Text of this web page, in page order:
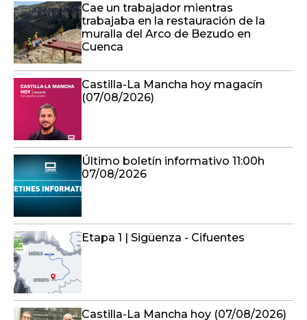
Cae un trabajador mientras
trabajaba en la restauración de la
muralla del Arco de Bezudo en
Cuenca
Castilla-La Mancha hoy magacín
(07/08/2026)
Último boletín informativo 11:00h
07/08/2026
Etapa 1 | Sigüenza - Cifuentes
Castilla-La Mancha hoy (07/08/2026)